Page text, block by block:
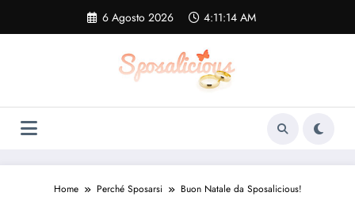
contenuto
6 Agosto 2026 4:11:14 AM
Home Perché Sposarsi Buon Natale da Sposalicious!